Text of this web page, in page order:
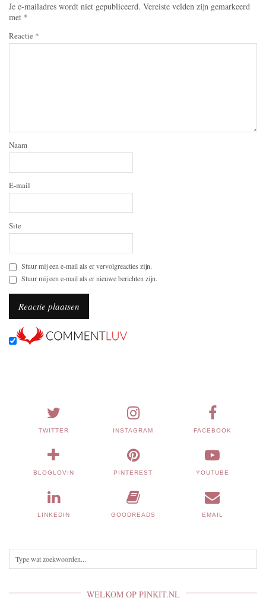
Je e-mailadres wordt niet gepubliceerd. Vereiste velden zijn gemarkeerd
met *
Reactie *
Naam
E-mail
Site
Stuur mij een e-mail als er vervolgreacties zijn.
Stuur mij een e-mail als er nieuwe berichten zijn.
TWITTER INSTAGRAM FACEBOOK
BLOGLOVIN PINTEREST YOUTUBE
LINKEDIN GOODREADS EMAIL
WELKOM OP PINKIT.NL